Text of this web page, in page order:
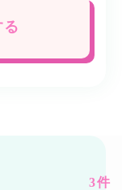
3件